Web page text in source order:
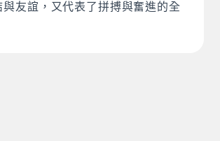
友誼，又代表了拼搏與奮進的全